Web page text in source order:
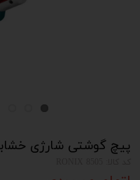
پیچ گوشتی شارژی خشابی